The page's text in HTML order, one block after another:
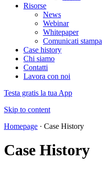
Risorse
News
Webinar
Whitepaper
Comunicati stampa
Case history
Chi siamo
Contatti
Lavora con noi
Testa gratis la tua App
Skip to content
Homepage · Case History
Case History